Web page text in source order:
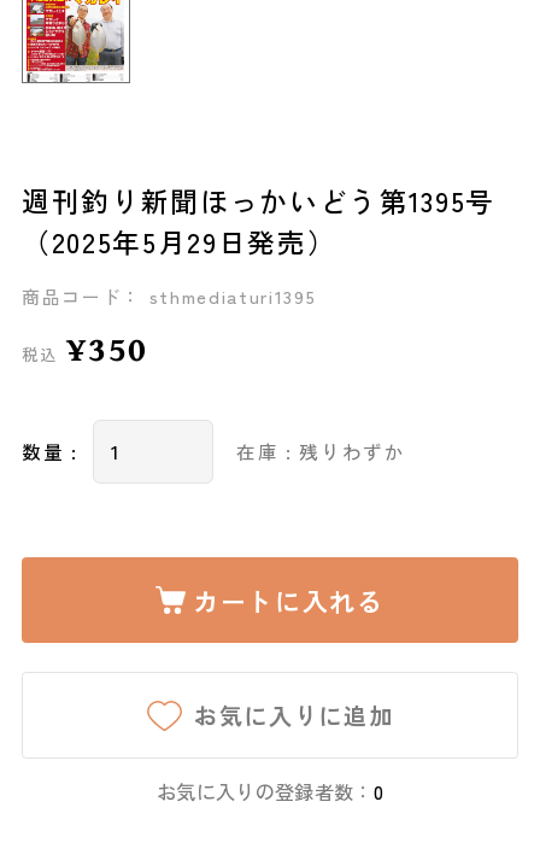
週刊釣り新聞ほっかいどう第1395号
（2025年5月29日発売）
商品コード： sthmediaturi1395
税込 ¥350
数量 : 在庫 : 残りわずか
カートに入れる
お気に入りに追加
お気に入りの登録者数： 0